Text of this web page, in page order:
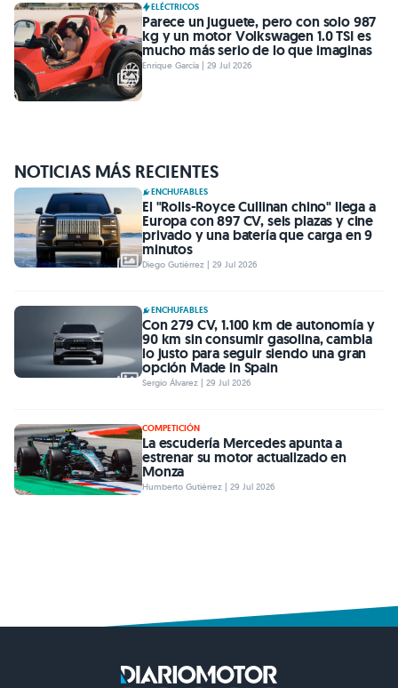
ELÉCTRICOS
Parece un juguete, pero con solo 987
kg y un motor Volkswagen 1.0 TSI es
mucho más serio de lo que imaginas
Enrique García | 29 Jul 2026
NOTICIAS MÁS RECIENTES
ENCHUFABLES
El "Rolls-Royce Cullinan chino" llega a
Europa con 897 CV, seis plazas y cine
privado y una batería que carga en 9
minutos
Diego Gutiérrez | 29 Jul 2026
ENCHUFABLES
Con 279 CV, 1.100 km de autonomía y
90 km sin consumir gasolina, cambia
lo justo para seguir siendo una gran
opción Made in Spain
Sergio Álvarez | 29 Jul 2026
COMPETICIÓN
La escudería Mercedes apunta a
estrenar su motor actualizado en
Monza
Humberto Gutiérrez | 29 Jul 2026